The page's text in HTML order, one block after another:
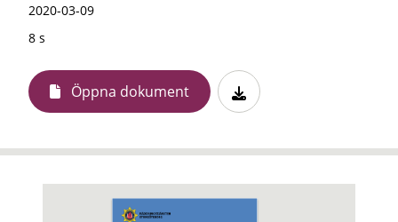
2020-03-09
8 s
Öppna dokument